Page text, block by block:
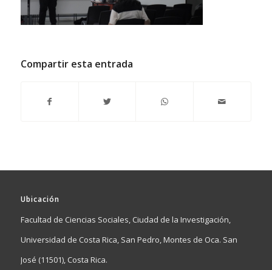
Compartir esta entrada
Ubicación
Facultad de Ciencias Sociales, Ciudad de la Investigación,
Universidad de Costa Rica, San Pedro, Montes de Oca. San
José (11501), Costa Rica.